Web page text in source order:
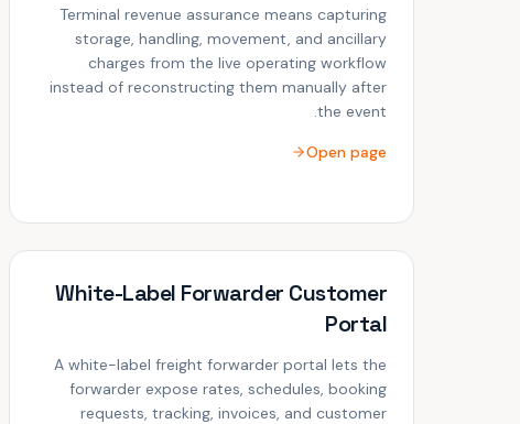
Terminal revenue assurance means capturing
storage, handling, movement, and ancillary
charges from the live operating workflow
instead of reconstructing them manually after
the event.
Open page
White-Label Forwarder Customer
Portal
A white-label freight forwarder portal lets the
forwarder expose rates, schedules, booking
requests, tracking, invoices, and customer